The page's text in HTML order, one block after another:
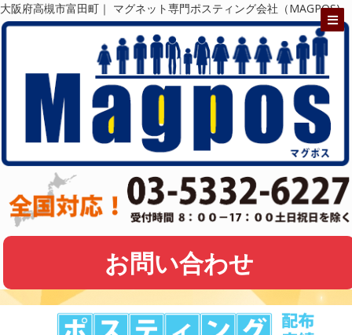
大阪府高槻市富田町｜ マグネット専門ポスティング会社（MAGPOS)
お問い合わせ